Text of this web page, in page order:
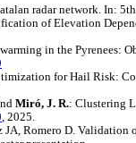
radar network. In:
of Elevation
in the Pyrenees:
for Hail Risk:
Miró, J. R.: Clustering
, 2025.
JA, Romero D.